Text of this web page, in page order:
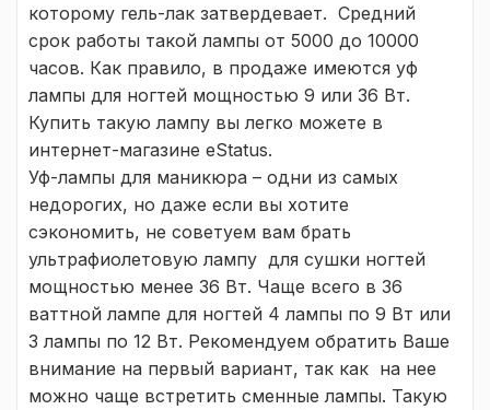
которому гель-лак затвердевает. Средний
срок работы такой лампы от 5000 до 10000
часов. Как правило, в продаже имеются уф
лампы для ногтей мощностью 9 или 36 Вт.
Купить такую лампу вы легко можете в
интернет-магазине eStatus.
Уф-лампы для маникюра – одни из самых
недорогих, но даже если вы хотите
сэкономить, не советуем вам брать
ультрафиолетовую лампу для сушки ногтей
мощностью менее 36 Вт. Чаще всего в 36
ваттной лампе для ногтей 4 лампы по 9 Вт или
3 лампы по 12 Вт. Рекомендуем обратить Ваше
внимание на первый вариант, так как на нее
можно чаще встретить сменные лампы. Такую